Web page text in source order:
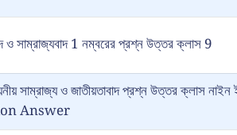
ও সাম্রাজ্যবাদ 1 নম্বরের প্রশ্ন উত্তর ক্লাস 9
সাম্রাজ্য ও জাতীয়তাবাদ প্রশ্ন উত্তর
Answer